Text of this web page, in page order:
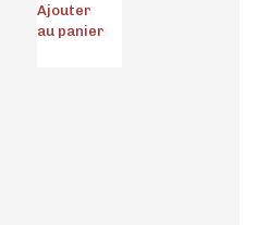
Ajouter
au panier